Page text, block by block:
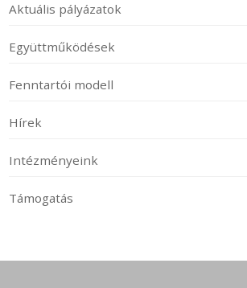
Aktuális pályázatok
Együttműködések
Fenntartói modell
Hírek
Intézményeink
Támogatás